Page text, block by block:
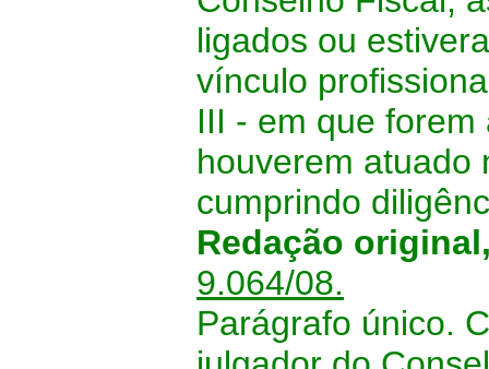
ligados ou
vínculo
III - em que
houverem atuado
cumprindo
Redação
9.064/08.
Parágrafo único.